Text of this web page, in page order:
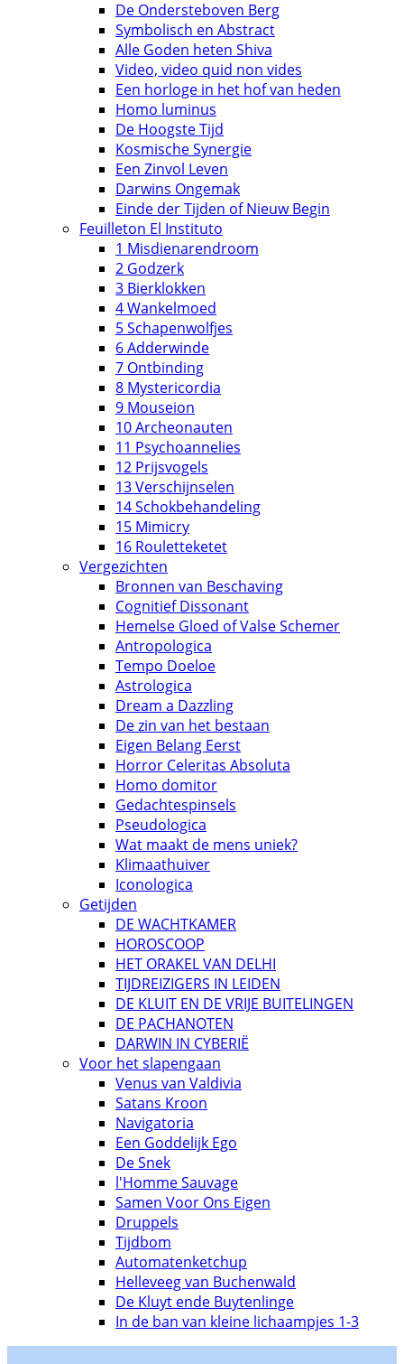
De Ondersteboven Berg
Symbolisch en Abstract
Alle Goden heten Shiva
Video, video quid non vides
Een horloge in het hof van heden
Homo luminus
De Hoogste Tijd
Kosmische Synergie
Een Zinvol Leven
Darwins Ongemak
Einde der Tijden of Nieuw Begin
Feuilleton El Instituto
1 Misdienarendroom
2 Godzerk
3 Bierklokken
4 Wankelmoed
5 Schapenwolfjes
6 Adderwinde
7 Ontbinding
8 Mystericordia
9 Mouseion
10 Archeonauten
11 Psychoannelies
12 Prijsvogels
13 Verschijnselen
14 Schokbehandeling
15 Mimicry
16 Rouletteketet
Vergezichten
Bronnen van Beschaving
Cognitief Dissonant
Hemelse Gloed of Valse Schemer
Antropologica
Tempo Doeloe
Astrologica
Dream a Dazzling
De zin van het bestaan
Eigen Belang Eerst
Horror Celeritas Absoluta
Homo domitor
Gedachtespinsels
Pseudologica
Wat maakt de mens uniek?
Klimaathuiver
Iconologica
Getijden
DE WACHTKAMER
HOROSCOOP
HET ORAKEL VAN DELHI
TIJDREIZIGERS IN LEIDEN
DE KLUIT EN DE VRIJE BUITELINGEN
DE PACHANOTEN
DARWIN IN CYBERIË
Voor het slapengaan
Venus van Valdivia
Satans Kroon
Navigatoria
Een Goddelijk Ego
De Snek
l'Homme Sauvage
Samen Voor Ons Eigen
Druppels
Tijdbom
Automatenketchup
Helleveeg van Buchenwald
De Kluyt ende Buytenlinge
In de ban van kleine lichaampjes 1-3